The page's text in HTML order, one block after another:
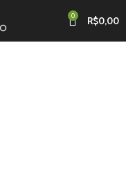
0 R$0,00